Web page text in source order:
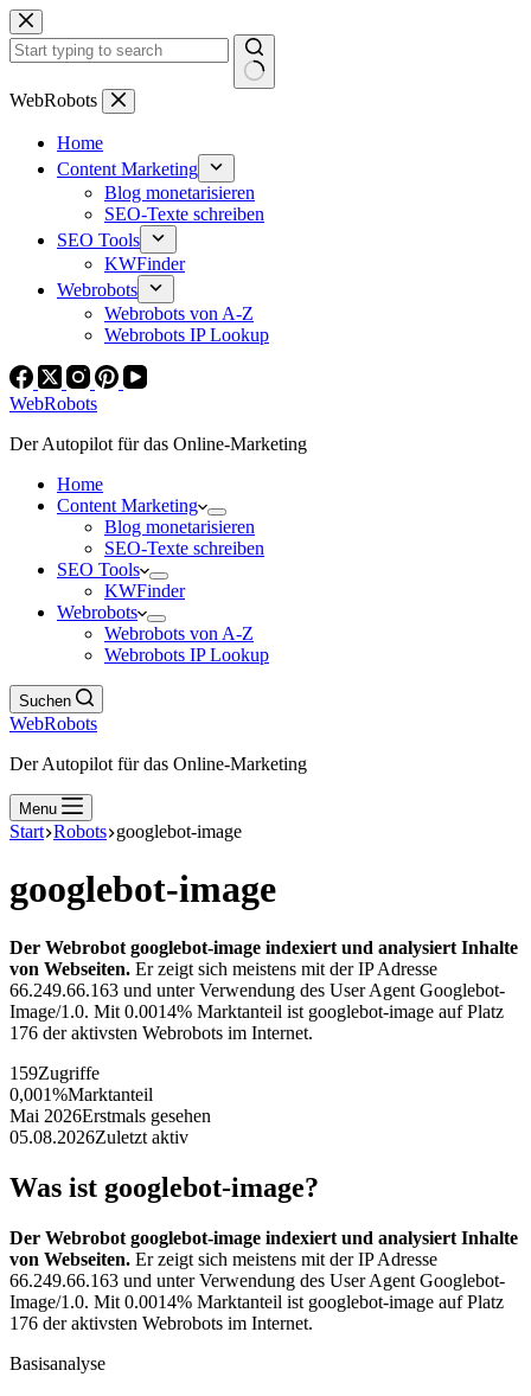
Zum
Inhalt
springen
Keine
WebRobots
Home
Content Marketing
Blog monetarisieren
SEO-Texte schreiben
SEO Tools
KWFinder
Webrobots
Webrobots von A-Z
Webrobots IP Lookup
WebRobots
Der Autopilot für das Online-Marketing
Home
Content Marketing
Blog monetarisieren
SEO-Texte schreiben
SEO Tools
KWFinder
Webrobots
Webrobots von A-Z
Webrobots IP Lookup
Suchen
WebRobots
Der Autopilot für das Online-Marketing
Menu
Start Robots googlebot-image
googlebot-image
Der Webrobot googlebot-image indexiert und analysiert Inhalte
von Webseiten. Er zeigt sich meistens mit der IP Adresse
66.249.66.163 und unter Verwendung des User Agent Googlebot-
Image/1.0. Mit 0.0014% Marktanteil ist googlebot-image auf Platz
176 der aktivsten Webrobots im Internet.
159Zugriffe
0,001%Marktanteil
Mai 2026Erstmals gesehen
05.08.2026Zuletzt aktiv
Was ist googlebot-image?
Der Webrobot googlebot-image indexiert und analysiert Inhalte
von Webseiten. Er zeigt sich meistens mit der IP Adresse
66.249.66.163 und unter Verwendung des User Agent Googlebot-
Image/1.0. Mit 0.0014% Marktanteil ist googlebot-image auf Platz
176 der aktivsten Webrobots im Internet.
Basisanalyse